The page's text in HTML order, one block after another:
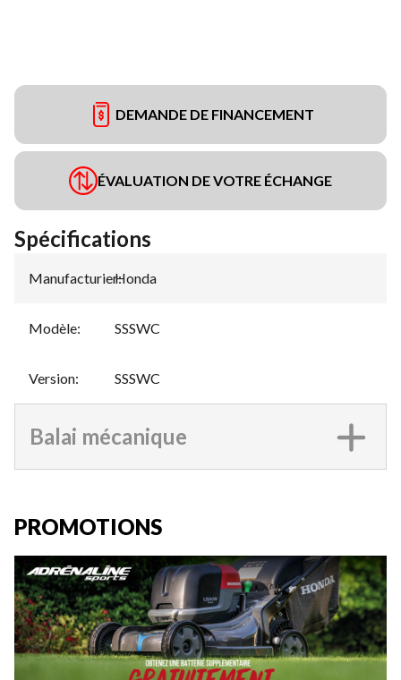
DEMANDE DE FINANCEMENT
ÉVALUATION DE VOTRE ÉCHANGE
Spécifications
Manufacturier:
Honda
Modèle: SSSWC
Version: SSSWC
Balai mécanique
PROMOTIONS